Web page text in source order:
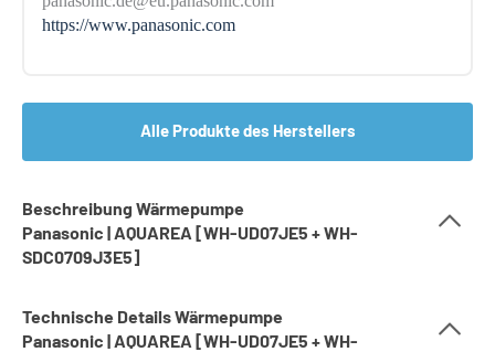
https://www.panasonic.com
Alle Produkte des Herstellers
Beschreibung Wärmepumpe
Panasonic | AQUAREA [WH-UD07JE5 + WH-
SDC0709J3E5]
Technische Details Wärmepumpe
Panasonic | AQUAREA [WH-UD07JE5 + WH-